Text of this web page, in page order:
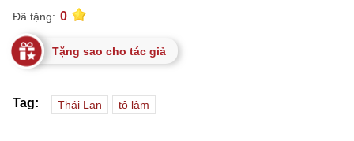
Đã tặng: 0
Tặng sao cho tác giả
Tag: Thái Lan tô lâm